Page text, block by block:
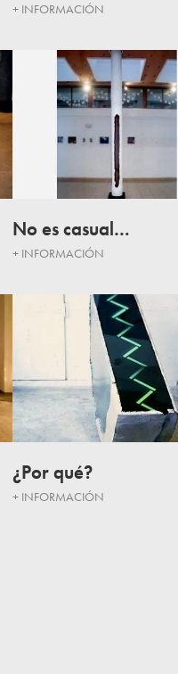
+ INFORMACIÓN
No es casual…
+ INFORMACIÓN
¿Por qué?
+ INFORMACIÓN